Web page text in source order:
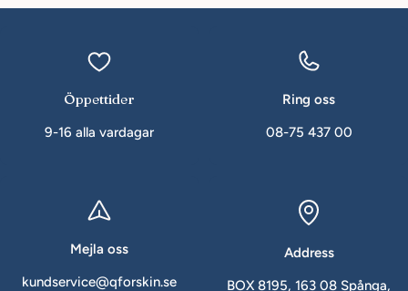
Öppettider
9-16 alla vardagar
Ring oss
08-75 437 00
Mejla oss
kundservice@qforskin.se
Address
BOX 8195, 163 08 Spånga,